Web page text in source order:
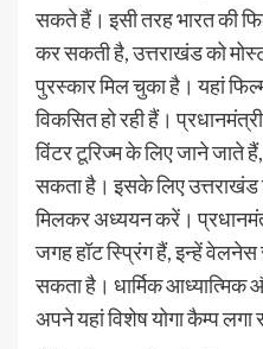
सकते हैं। इसी तरह भारत की
कर सकती है, उत्तराखंड को
पुरस्कार मिल चुका है। यहां
विकसित हो रही हैं।
विंटर टूरिज्म के लिए जाने
सकता है। इसके लिए उत्तराखंड
मिलकर अध्ययन करें।
जगह हॉट स्प्रिंग हैं, इन्हें
सकता है। धार्मिक आध्यात्मिक
अपने यहां विशेष योगा कैम्प